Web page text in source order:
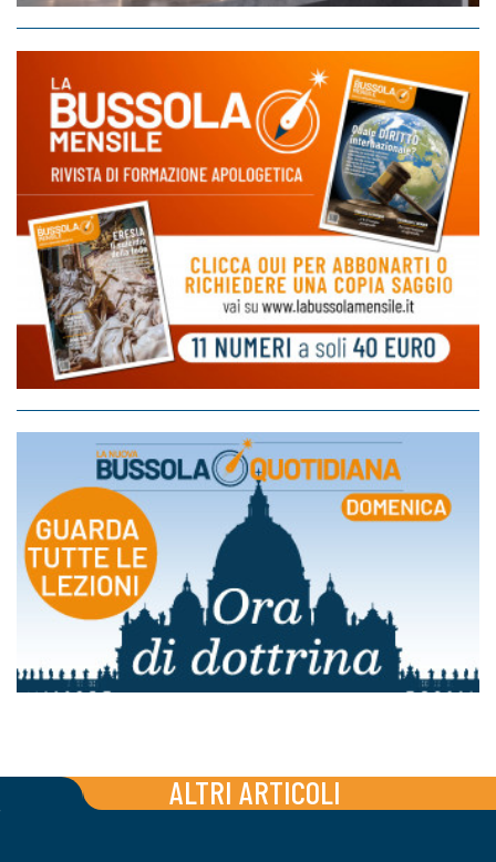
ALTRI ARTICOLI